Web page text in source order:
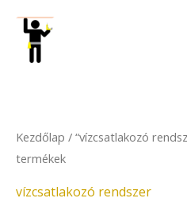
content
Kezdőlap / “vízcsatlakozó
termékek
vízcsatlakozó rendszer